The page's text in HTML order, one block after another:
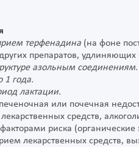
терфенадина (на фоне
препаратов, удлиняющих
азольным соединениям.
1 года.
лактации.
печеночная или почечная
лекарственных средств,
риска (органические
лекарственных средств,